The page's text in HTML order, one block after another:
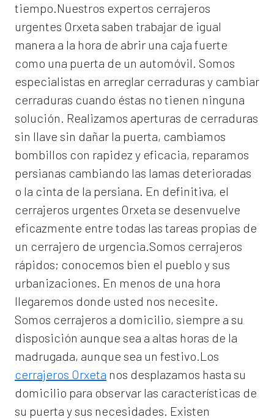
tiempo.Nuestros expertos cerrajeros
urgentes Orxeta saben trabajar de igual
manera a la hora de abrir una caja fuerte
como una puerta de un automóvil. Somos
especialistas en arreglar cerraduras y cambiar
cerraduras cuando éstas no tienen ninguna
solución. Realizamos aperturas de cerraduras
sin llave sin dañar la puerta, cambiamos
bombillos con rapidez y eficacia, reparamos
persianas cambiando las lamas deterioradas
o la cinta de la persiana. En definitiva, el
cerrajeros urgentes Orxeta se desenvuelve
eficazmente entre todas las tareas propias de
un cerrajero de urgencia.Somos cerrajeros
rápidos; conocemos bien el pueblo y sus
urbanizaciones. En menos de una hora
llegaremos donde usted nos necesite.
Somos cerrajeros a domicilio, siempre a su
disposición aunque sea a altas horas de la
madrugada, aunque sea un festivo.Los
cerrajeros Orxeta nos desplazamos hasta su
domicilio para observar las características de
su puerta y sus necesidades. Existen